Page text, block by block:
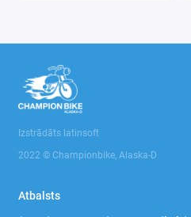
Izstrādāts latinsoft
2022 © Championbike, Alaska-D
Atbalsts